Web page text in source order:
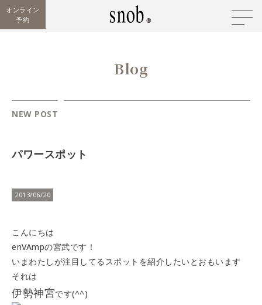
オンライン
予約
Blog
NEW POST
パワースポット
2013/06/20
こんにちは
enVAmpの宮武です！
いまわたしが注目してるスポットを紹介したいとおもいます
それは
伊勢神宮です(^^)